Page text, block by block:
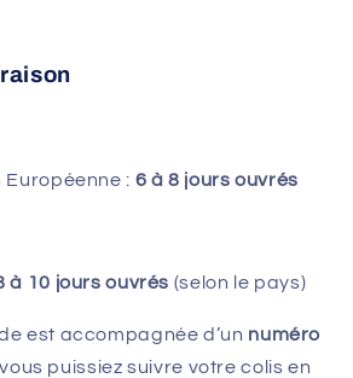
Européenne : 6 à 8 jours ouvrés
à 10 jours ouvrés (selon le pays)
est accompagnée d’un numéro
puissiez suivre votre colis en